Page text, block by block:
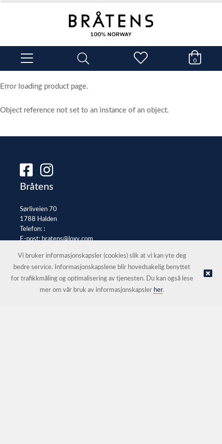
0
Error loading product page.
Object reference not set to an instance of an object.
Bråtens
Sørliveien 70
1788 Halden
Telefon: :
E-post:bratens@loxy.com
© Bråtens |Nettbutikk levert av Kréatif
Vi bruker informasjonskapsler (cookies) slik at vi kan yte deg
bedre service. Informasjonskapslene blir hovedsakelig benyttet
for trafikkmåling og optimalisering av tjenesten. Du kan også lese
mer om vår bruk av informasjonskapsler her.